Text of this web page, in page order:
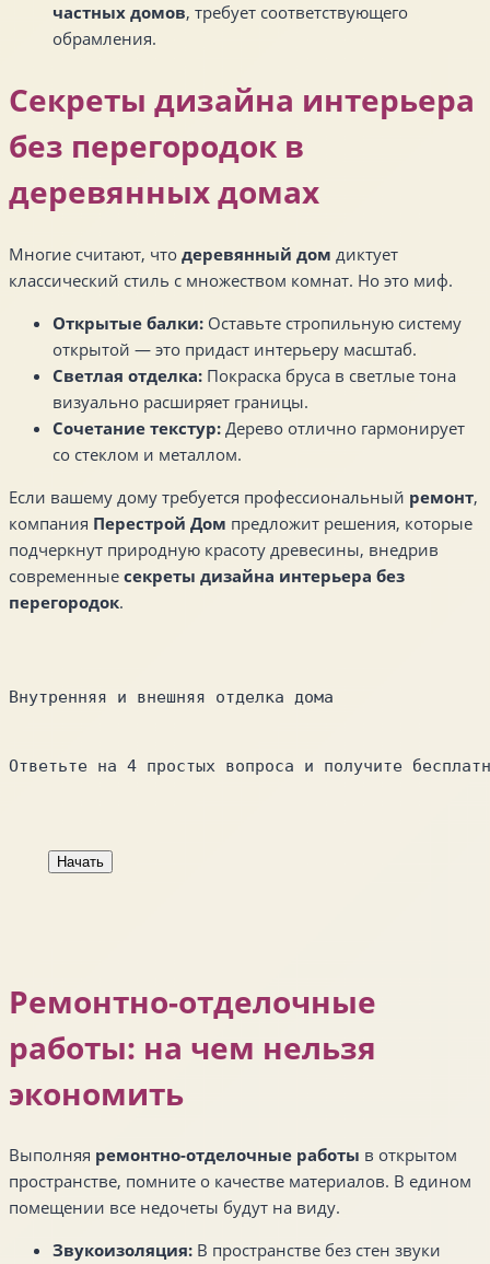
частных домов, требует соответствующего
обрамления.
Секреты дизайна интерьера
без перегородок в
деревянных домах
Многие считают, что деревянный дом диктует
классический стиль с множеством комнат. Но это миф.
Открытые балки: Оставьте стропильную систему
открытой — это придаст интерьеру масштаб.
Светлая отделка: Покраска бруса в светлые тона
визуально расширяет границы.
Сочетание текстур: Дерево отлично гармонирует
со стеклом и металлом.
Если вашему дому требуется профессиональный ремонт,
компания Перестрой Дом предложит решения, которые
подчеркнут природную красоту древесины, внедрив
современные секреты дизайна интерьера без
перегородок.
Внутренняя и внешняя отделка дома
Ответьте на 4 простых вопроса и получите
Начать
Ремонтно-отделочные
работы: на чем нельзя
экономить
Выполняя ремонтно-отделочные работы в открытом
пространстве, помните о качестве материалов. В едином
помещении все недочеты будут на виду.
Звукоизоляция: В пространстве без стен звуки